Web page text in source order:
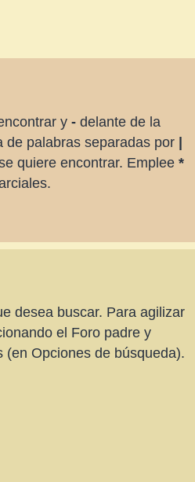
y - delante de la
de palabras separadas por |
quiere encontrar. Emplee *
desea buscar. Para agilizar
el Foro padre y
(en Opciones de búsqueda).